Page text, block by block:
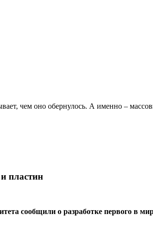
чем оно обернулось. А именно –
пластин
сообщили о разработке первого в